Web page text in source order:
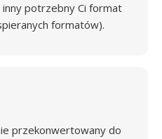
potrzebny Ci format
formatów).
przekonwertowany do